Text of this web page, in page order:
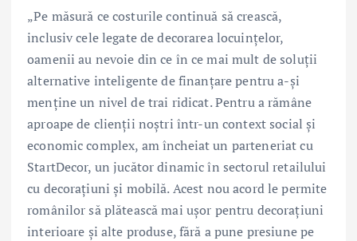
„Pe măsură ce costurile continuă să crească,
inclusiv cele legate de decorarea locuințelor,
oamenii au nevoie din ce în ce mai mult de soluții
alternative inteligente de finanțare pentru a-și
menține un nivel de trai ridicat. Pentru a rămâne
aproape de clienții noștri într-un context social și
economic complex, am încheiat un parteneriat cu
StartDecor, un jucător dinamic în sectorul retailului
cu decorațiuni și mobilă. Acest nou acord le permite
românilor să plătească mai ușor pentru decorațiuni
interioare și alte produse, fără a pune presiune pe